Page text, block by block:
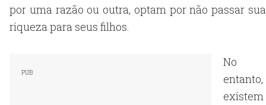
por uma razão ou outra, optam por não passar sua
riqueza para seus filhos.
No
entanto,
existem